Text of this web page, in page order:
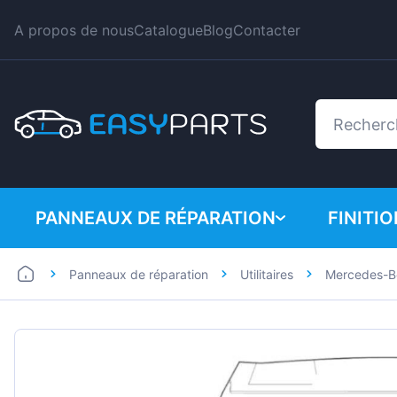
A propos de nousCatalogueBlogContacter
PANNEAUX DE RÉPARATION
Automobiles
BMW
Dacia
Fiat
Panneaux de réparation Utilitaires Mercedes-